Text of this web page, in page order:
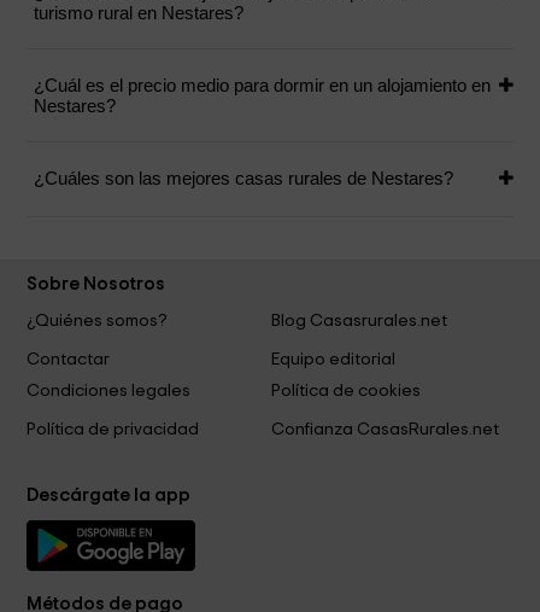
turismo rural en Nestares?
¿Cuál es el precio medio para dormir en un alojamiento en
Nestares?
¿Cuáles son las mejores casas rurales de Nestares?
Sobre Nosotros
¿Quiénes somos?
Blog Casasrurales.net
Contactar
Equipo editorial
Condiciones legales
Política de cookies
Política de privacidad Confianza CasasRurales.net
Descárgate la app
Métodos de pago